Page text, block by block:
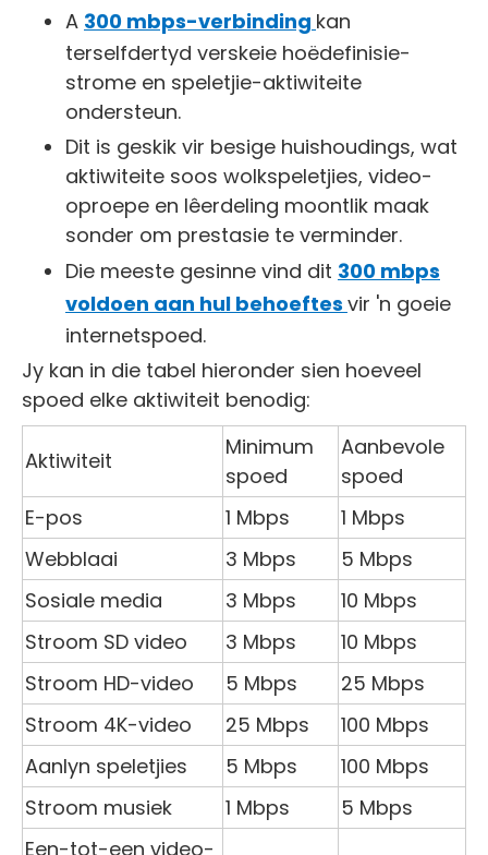
A 300 mbps-verbinding kan
terselfdertyd verskeie hoëdefinisie-
strome en speletjie-aktiwiteite
ondersteun.
Dit is geskik vir besige huishoudings, wat
aktiwiteite soos wolkspeletjies, video-
oproepe en lêerdeling moontlik maak
sonder om prestasie te verminder.
Die meeste gesinne vind dit 300 mbps
voldoen aan hul behoeftes vir 'n goeie
internetspoed.
Jy kan in die tabel hieronder sien hoeveel
spoed elke aktiwiteit benodig:
Aktiwiteit
Minimum
spoed
Aanbevole
spoed
E-pos
1 Mbps
1 Mbps
Webblaai
3 Mbps
5 Mbps
Sosiale media
3 Mbps
10 Mbps
Stroom SD video
3 Mbps
10 Mbps
Stroom HD-video
5 Mbps
25 Mbps
Stroom 4K-video
25 Mbps
100 Mbps
Aanlyn speletjies
5 Mbps
100 Mbps
Stroom musiek
1 Mbps
5 Mbps
Een-tot-een video-